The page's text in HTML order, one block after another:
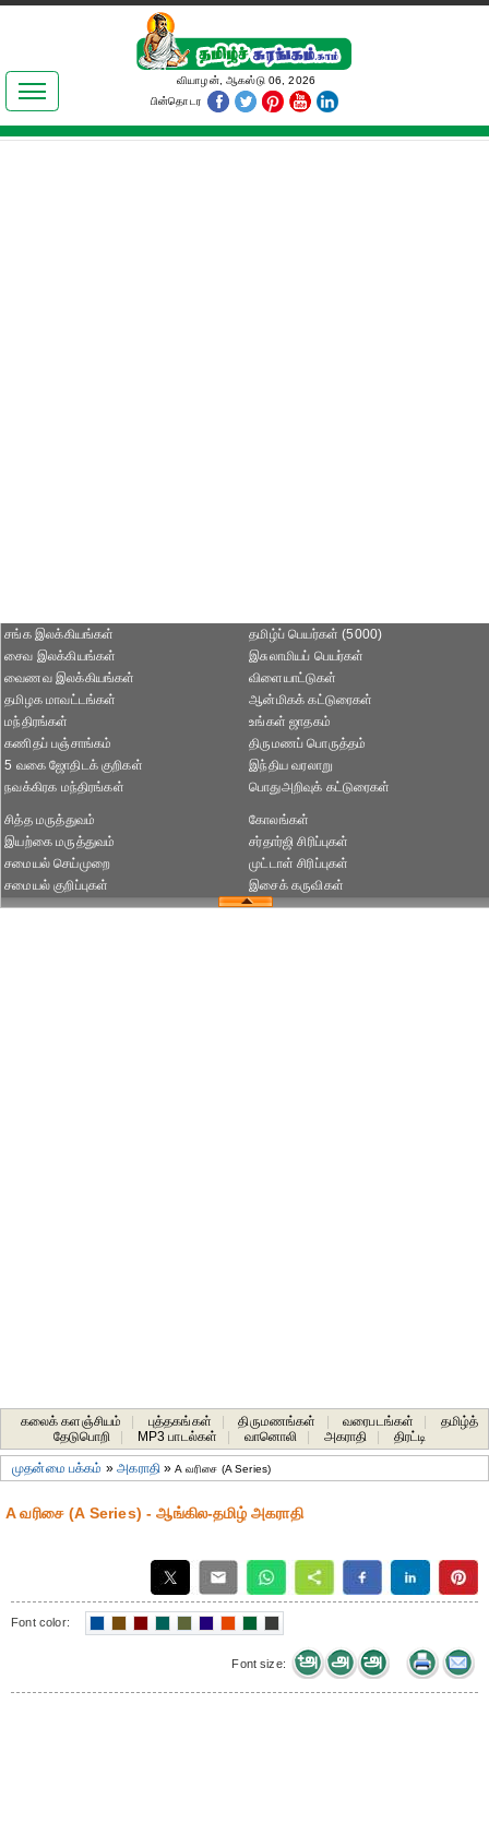
இலக்கியங்கள்
தமிழ் உலகம்
வியாழன், ஆகஸ்டு 06, 2026
பின்தொடர
சங்க இலக்கியங்கள்
சைவ இலக்கியங்கள்
வைணவ இலக்கியங்கள்
தமிழக மாவட்டங்கள்
தமிழ்ப் பெயர்கள் (5000)
இசுலாமியப் பெயர்கள்
விளையாட்டுகள்
ஆன்மிகக் கட்டுரைகள்
மந்திரங்கள்
கணிதப் பஞ்சாங்கம்
5 வகை ஜோதிடக் குறிகள்
நவக்கிரக மந்திரங்கள்
உங்கள் ஜாதகம்
திருமணப் பொருத்தம்
இந்திய வரலாறு
பொதுஅறிவுக் கட்டுரைகள்
சித்த மருத்துவம்
இயற்கை மருத்துவம்
சமையல் செய்முறை
சமையல் குறிப்புகள்
கோலங்கள்
சர்தார்ஜி சிரிப்புகள்
முட்டாள் சிரிப்புகள்
இசைக் கருவிகள்
கலைக் களஞ்சியம் புத்தகங்கள் திருமணங்கள் வரைபடங்கள்
தமிழ்த்
தேடுபொறி
MP3 பாடல்கள் வானொலி அகராதி திரட்டி
முதன்மை பக்கம் »அகராதி»A வரிசை (A Series)
A வரிசை (A Series) - ஆங்கில-தமிழ் அகராதி
Font color:
Font size: